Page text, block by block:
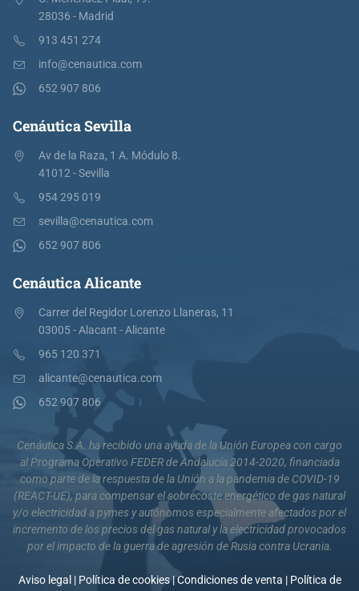
28036 - Madrid
913 451 274
info@cenautica.com
652 907 806
Cenáutica Sevilla
Av de la Raza, 1 A. Módulo 8.
41012 - Sevilla
954 295 019
sevilla@cenautica.com
652 907 806
Cenáutica Alicante
Carrer del Regidor Lorenzo Llaneras, 11
03005 - Alacant - Alicante
965 120 371
alicante@cenautica.com
652 907 806
Cenáutica S.A. ha recibido una ayuda de la Unión Europea con cargo
al Programa Operativo FEDER de Andalucía 2014-2020, financiada
como parte de la respuesta de la Unión a la pandemia de COVID-19
(REACT-UE), para compensar el sobrecoste energético de gas natural
y/o electricidad a pymes y autónomos especialmente afectados por el
incremento de los precios del gas natural y la electricidad provocados
por el impacto de la guerra de agresión de Rusia contra Ucrania.
Aviso legal| Política de cookies|Condiciones de venta | Política de